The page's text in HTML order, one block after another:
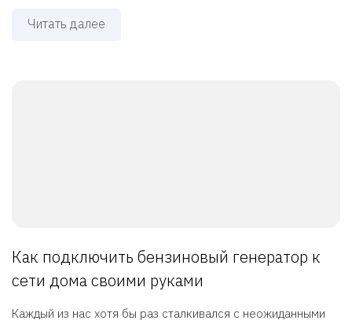
Читать далее
Как подключить бензиновый генератор к
сети дома своими руками
Каждый из нас хотя бы раз сталкивался с неожиданными